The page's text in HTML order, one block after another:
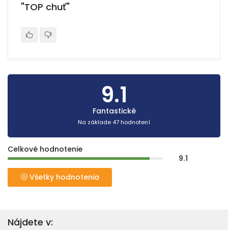
"TOP chuť"
9.1
Fantastické
Na základe 47 hodnotení
Celkové hodnotenie
9.1
Všetky hodnotenia
Nájdete v: